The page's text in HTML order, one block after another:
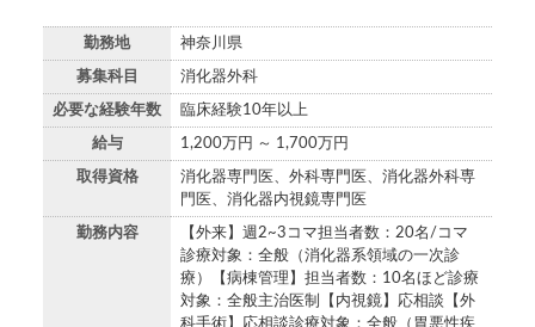
勤務地 神奈川県
募集科目 消化器外科
必要な経験年数 臨床経験10年以上
給与 1,200万円 ～ 1,700万円
取得資格
消化器専門医、外科専門医、消化器外科専
門医、消化器内視鏡専門医
勤務内容
【外来】週2~3コマ担当者数：20名/コマ
診療対象：全般（消化器系領域の一次診
療）【病棟管理】担当者数：10名ほど診療
対象：全般主治医制【内視鏡】応相談【外
科手術】応相談診療対象：全般（胃悪性疾